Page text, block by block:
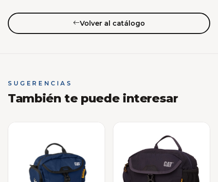
Volver al catálogo
SUGERENCIAS
También te puede interesar